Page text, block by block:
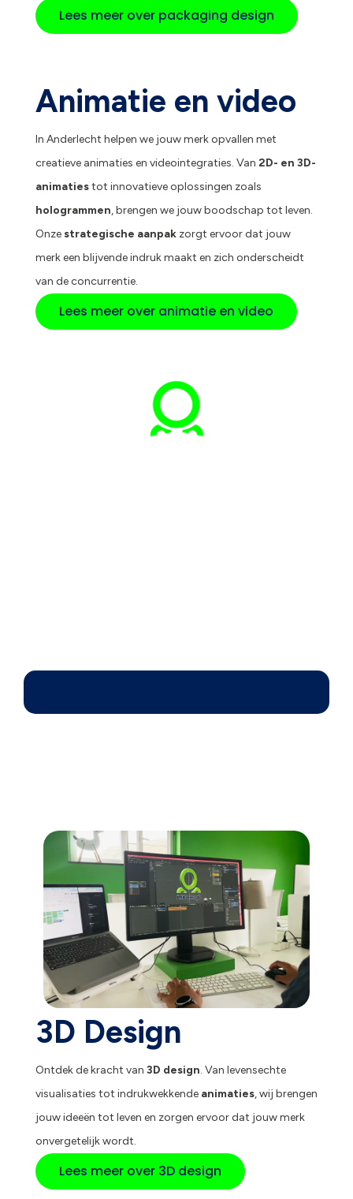
Lees meer over packaging design
Animatie en video
In Anderlecht helpen we jouw merk opvallen met
creatieve animaties en videointegraties. Van 2D- en 3D-
animatiestot innovatieve oplossingen zoals
hologrammen, brengen we jouw boodschap tot leven.
Onzestrategische aanpakzorgt ervoor dat jouw
merk een blijvende indruk maakt en zich onderscheidt
van de concurrentie.
Lees meer over animatie en video
3D Design
Ontdek de kracht van 3D design. Van levensechte
visualisaties tot indrukwekkende animaties, wij brengen
jouw ideeën tot leven en zorgen ervoor dat jouw merk
onvergetelijk wordt.
Lees meer over 3D design